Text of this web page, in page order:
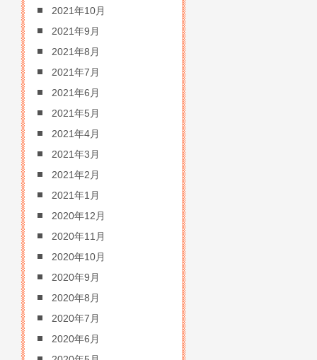
2021年10月
2021年9月
2021年8月
2021年7月
2021年6月
2021年5月
2021年4月
2021年3月
2021年2月
2021年1月
2020年12月
2020年11月
2020年10月
2020年9月
2020年8月
2020年7月
2020年6月